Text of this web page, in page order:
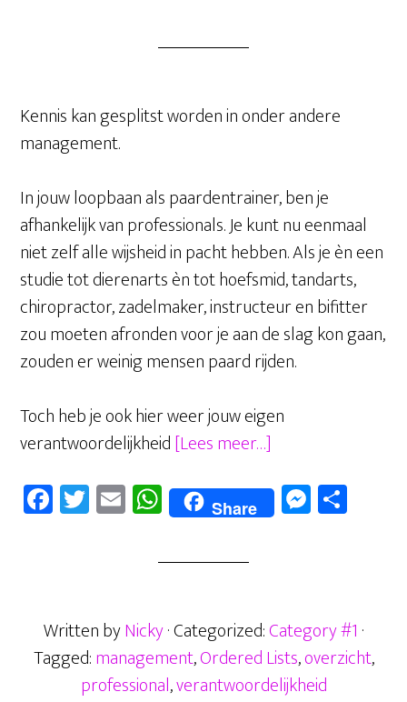
Kennis kan gesplitst worden in onder andere
management.
In jouw loopbaan als paardentrainer, ben je
afhankelijk van professionals. Je kunt nu eenmaal
niet zelf alle wijsheid in pacht hebben. Als je èn een
studie tot dierenarts èn tot hoefsmid, tandarts,
chiropractor, zadelmaker, instructeur en bifitter
zou moeten afronden voor je aan de slag kon gaan,
zouden er weinig mensen paard rijden.
Toch heb je ook hier weer jouw eigen
verantwoordelijkheid[Lees meer…]
houdt
dit
Fa
ce
k
T
wi
E
m
W
ha
ts
p
p
Share M
es
ge
r
Written byNicky· Categorized:Category #1 ·
Tagged:management,Ordered Lists,overzicht,
professional,verantwoordelijkheid